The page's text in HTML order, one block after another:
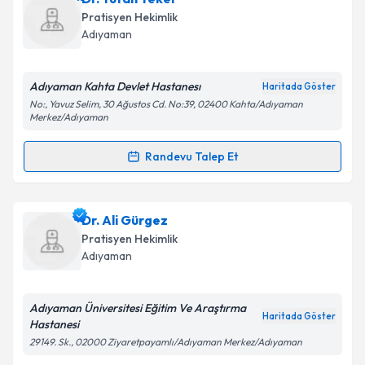
Size bu uzmandan randevu almanız için bir takvim
hazırlandığında e-posta ile bilgilendireceğiz.
Kişisel verilerimin işlenmesine ilişkinAydınlatma
'ni okudum ve kişisel verilerimin belirtilen
kapsamda işlenmesini kabul ediyorum.
Takvim Talebini Gönder
Pratisyen Hekimlik
Adıyaman
Adıyaman Kahta Devlet Hastanesı Haritada Göster
No:, Yavuz Selim, 30 Ağustos Cd. No:39, 02400 Kahta/Adıyaman
Merkez/Adıyaman
Randevu Talep Et
Randevu Takvimi Talebi
Dr. Tufan Tekeriçin randevu takvimi talebi oluşturun.
Size bu uzmandan randevu almanız için bir takvim
hazırlandığında e-posta ile bilgilendireceğiz.
Dr. Ali Gürgez
Pratisyen Hekimlik
Adıyaman
Adıyaman Üniversitesi Eğitim Ve Araştırma
Hastanesi
Haritada Göster
29149. Sk., 02000 Ziyaretpayamlı/Adıyaman Merkez/Adıyaman